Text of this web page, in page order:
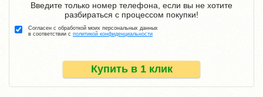
Купить в 1 клик
Введите только номер телефона, если вы не хотите
разбираться с процессом покупки!
Согласен с обработкой моих персональных данных
в соответствии с политикой конфиденциальности